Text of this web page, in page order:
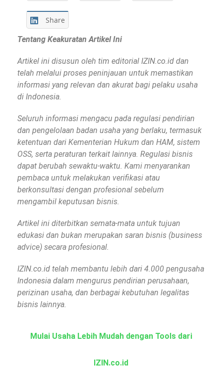
Share
Tentang Keakuratan Artikel Ini
Artikel ini disusun oleh tim editorial IZIN.co.id dan
telah melalui proses peninjauan untuk memastikan
informasi yang relevan dan akurat bagi pelaku usaha
di Indonesia.
Seluruh informasi mengacu pada regulasi pendirian
dan pengelolaan badan usaha yang berlaku, termasuk
ketentuan dari Kementerian Hukum dan HAM, sistem
OSS, serta peraturan terkait lainnya. Regulasi bisnis
dapat berubah sewaktu-waktu. Kami menyarankan
pembaca untuk melakukan verifikasi atau
berkonsultasi dengan profesional sebelum
mengambil keputusan bisnis.
Artikel ini diterbitkan semata-mata untuk tujuan
edukasi dan bukan merupakan saran bisnis (business
advice) secara profesional.
IZIN.co.id telah membantu lebih dari 4.000 pengusaha
Indonesia dalam mengurus pendirian perusahaan,
perizinan usaha, dan berbagai kebutuhan legalitas
bisnis lainnya.
Mulai Usaha Lebih Mudah dengan Tools dari
IZIN.co.id